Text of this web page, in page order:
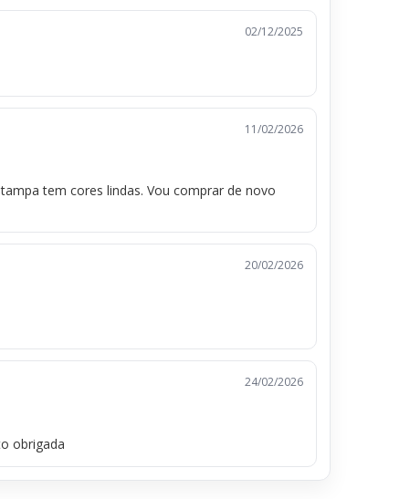
02/12/2025
11/02/2026
tem cores lindas. Vou comprar de novo
20/02/2026
24/02/2026
obrigada